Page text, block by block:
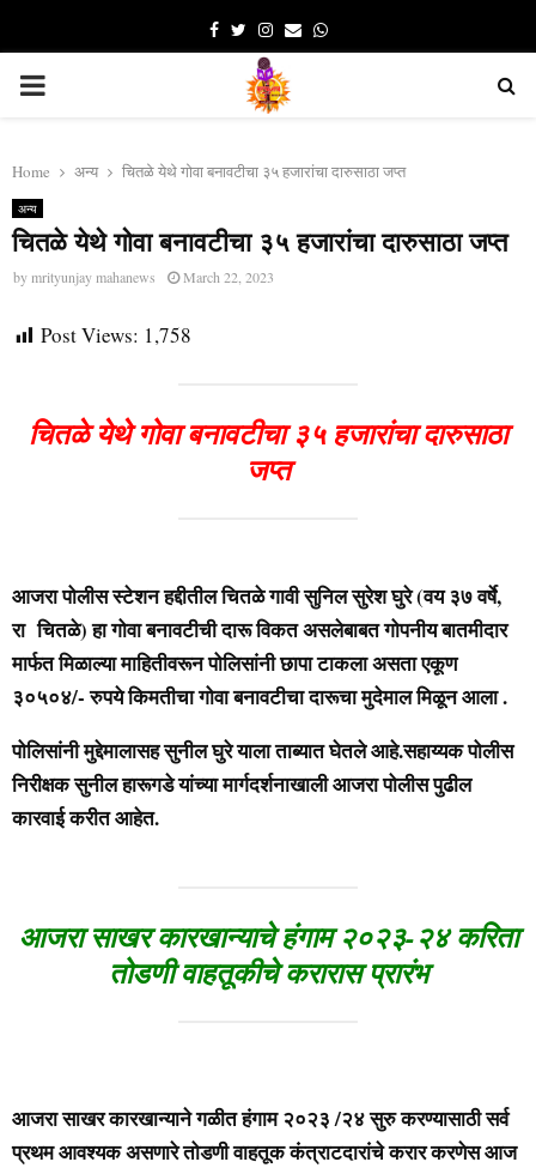
Facebook
TwitterInstagram
EmailWhatsapp
PRIMARY
Home अन्य चितळे येथे गोवा बनावटीचा ३५ हजारांचा दारुसाठा जप्त
अन्य
चितळे येथे गोवा बनावटीचा ३५ हजारांचा दारुसाठा जप्त
by mrityunjay mahanews March 22, 2023
Post Views: 1,758
चितळे येथे गोवा बनावटीचा ३५ हजारांचा दारुसाठा
जप्त
आजरा पोलीस स्टेशन हद्दीतील चितळे गावी सुनिल सुरेश घुरे (वय ३७ वर्षे,
रा चितळे) हा गोवा बनावटीची दारू विकत असलेबाबत गोपनीय बातमीदार
मार्फत मिळाल्या माहितीवरून पोलिसांनी छापा टाकला असता एकूण
३०५०४/- रुपये किमतीचा गोवा बनावटीचा दारूचा मुदेमाल मिळून आला .
पोलिसांनी मुद्देमालासह सुनील घुरे याला ताब्यात घेतले आहे.सहाय्यक पोलीस
निरीक्षक सुनील हारूगडे यांच्या मार्गदर्शनाखाली आजरा पोलीस पुढील
कारवाई करीत आहेत.
आजरा साखर कारखान्याचे हंगाम २०२३-२४ करिता
तोडणी वाहतूकीचे करारास प्रारंभ
आजरा साखर कारखान्याने गळीत हंगाम २०२३ /२४ सुरु करण्यासाठी सर्व
प्रथम आवश्यक असणारे तोडणी वाहतूक कंत्राटदारांचे करार करणेस आज